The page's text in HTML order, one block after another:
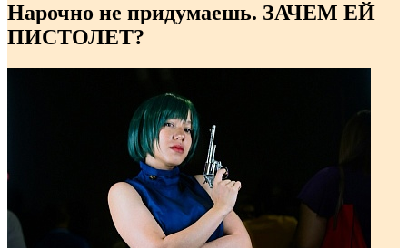
Нарочно не придумаешь. ЗАЧЕМ ЕЙ
ПИСТОЛЕТ?